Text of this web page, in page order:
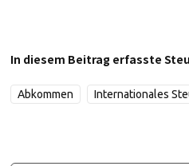
In diesem Beitrag erfasste
Abkommen Internationales